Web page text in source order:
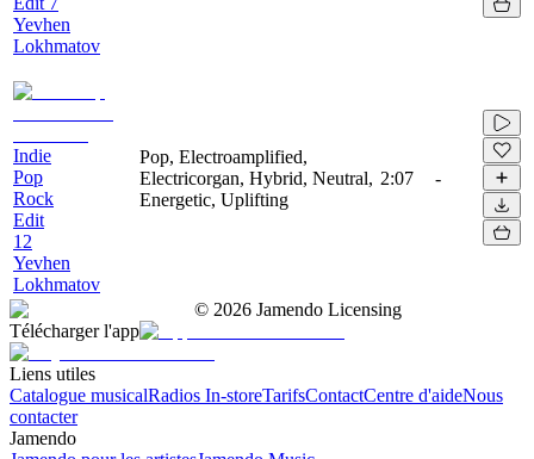
Yevhen
Lokhmatov
Indie
Pop
Rock
Edit
12
Yevhen
Lokhmatov
Pop, Electroamplified,
Electricorgan, Hybrid, Neutral,
Energetic, Uplifting
2:07 -
© 2026 Jamendo Licensing
Télécharger l'app
Liens utiles
Catalogue musicalRadios In-storeTarifsContactCentre d'aideNous
contacter
Jamendo